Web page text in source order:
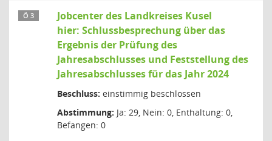
Ö 3
Jobcenter des Landkreises Kusel
hier: Schlussbesprechung über das
Ergebnis der Prüfung des
Jahresabschlusses und Feststellung des
Jahresabschlusses für das Jahr 2024
Beschluss: einstimmig beschlossen
Abstimmung: Ja: 29, Nein: 0, Enthaltung: 0,
Befangen: 0